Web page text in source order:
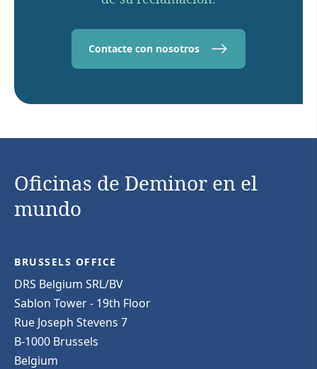
Contacte con nosotros
Oficinas de Deminor en el
mundo
BRUSSELS OFFICE
DRS Belgium SRL/BV
Sablon Tower - 19th Floor
Rue Joseph Stevens 7
B-1000 Brussels
Belgium